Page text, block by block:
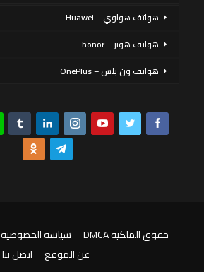
هواتف هواوي – Huawei
هواتف هونر – honor
هواتف ون بلس – OnePlus
حقوق الملكية DMCA سياسة الخصوصية
عن الموقع
اتصل بنا